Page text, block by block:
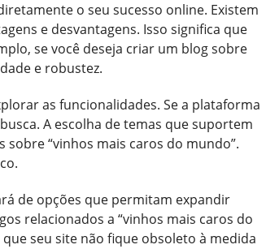
o seu sucesso online. Existem
e desvantagens. Isso significa que
se você deseja criar um blog sobre
e robustez.
as funcionalidades. Se a plataforma
A escolha de temas que suportem
“vinhos mais caros do mundo”.
de opções que permitam expandir
relacionados a “vinhos mais caros do
seu site não fique obsoleto à medida